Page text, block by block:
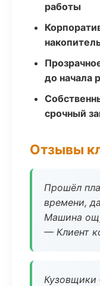
работы
до начала
срочный
Отзывы
Прошёл
времени,
Машина
— Клиент
Кузовщики